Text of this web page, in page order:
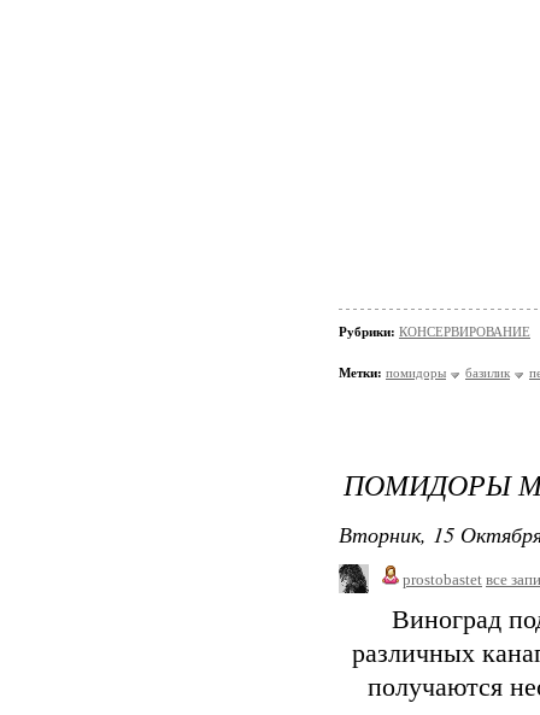
Рубрики: КОНСЕРВИРОВАНИЕ
Метки: помидоры базилик
ПОМИДОРЫ
Вторник, 15
prostobastet все
Виноград
различных
получаются